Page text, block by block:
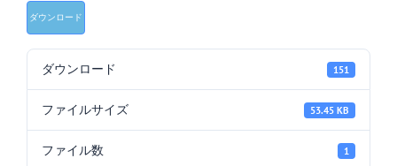
ダウンロード
ダウンロード 151
ファイルサイズ 53.45 KB
ファイル数 1